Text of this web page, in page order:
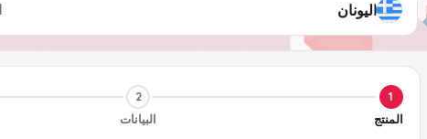
1
المنتج
2
البيانات